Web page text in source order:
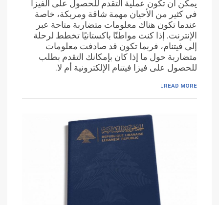
يمكن أن تكون عملية التقدم للحصول على الفيزا
في كثير من الأحيان مهمة شاقة ومربكة، خاصة
عندما تكون هناك معلومات متضاربة متاحة عبر
الإنترنت. إذا كنت مواطنًا باكستانيًا تخطط لرحلة
إلى فيتنام، فربما تكون قد صادفت معلومات
متضاربة حول ما إذا كان بإمكانك التقدم بطلب
للحصول على فيزا فيتنام الإلكترونية أم لا.
READ MORE